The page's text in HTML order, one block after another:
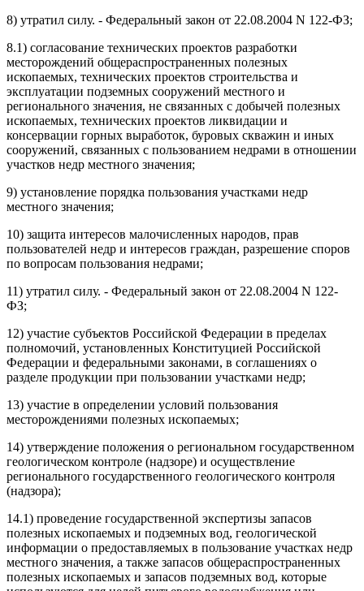
8) утратил силу. - Федеральный закон от 22.08.2004 N 122-ФЗ;
8.1) согласование технических проектов разработки
месторождений общераспространенных полезных
ископаемых, технических проектов строительства и
эксплуатации подземных сооружений местного и
регионального значения, не связанных с добычей полезных
ископаемых, технических проектов ликвидации и
консервации горных выработок, буровых скважин и иных
сооружений, связанных с пользованием недрами в отношении
участков недр местного значения;
9) установление порядка пользования участками недр
местного значения;
10) защита интересов малочисленных народов, прав
пользователей недр и интересов граждан, разрешение споров
по вопросам пользования недрами;
11) утратил силу. - Федеральный закон от 22.08.2004 N 122-
ФЗ;
12) участие субъектов Российской Федерации в пределах
полномочий, установленных Конституцией Российской
Федерации и федеральными законами, в соглашениях о
разделе продукции при пользовании участками недр;
13) участие в определении условий пользования
месторождениями полезных ископаемых;
14) утверждение положения о региональном государственном
геологическом контроле (надзоре) и осуществление
регионального государственного геологического контроля
(надзора);
14.1) проведение государственной экспертизы запасов
полезных ископаемых и подземных вод, геологической
информации о предоставляемых в пользование участках недр
местного значения, а также запасов общераспространенных
полезных ископаемых и запасов подземных вод, которые